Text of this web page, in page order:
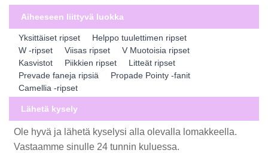
Aiheeseen liittyvä luokka
Yksittäiset ripset
Helppo tuulettimen ripset
W -ripset
Viisas ripset
V Muotoisia ripset
Kasvistot
Piikkien ripset
Litteät ripset
Prevade faneja ripsiä
Propade Pointy -fanit
Camellia -ripset
Lähetä kysely
Ole hyvä ja lähetä kyselysi alla olevalla lomakkeella.
Vastaamme sinulle 24 tunnin kuluessa.